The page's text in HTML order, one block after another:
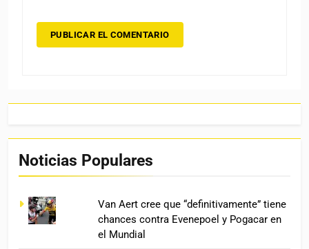
Noticias Populares
Van Aert cree que “definitivamente” tiene
chances contra Evenepoel y Pogacar en
el Mundial